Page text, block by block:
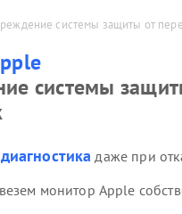
системы защиты от
системы
даже при
монитор Apple